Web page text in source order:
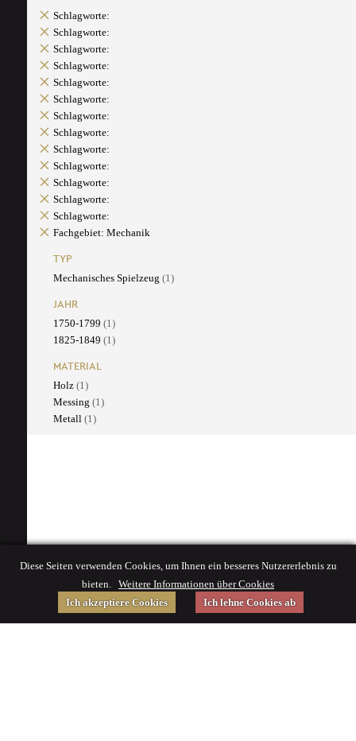
Schlagworte:
Schlagworte:
Schlagworte:
Schlagworte:
Schlagworte:
Schlagworte:
Schlagworte:
Schlagworte:
Schlagworte:
Schlagworte:
Schlagworte:
Schlagworte:
Schlagworte:
Fachgebiet: Mechanik
TYP
Mechanisches Spielzeug (1)
JAHR
1750-1799 (1)
1825-1849 (1)
MATERIAL
Holz (1)
Messing (1)
Metall (1)
Diese Seiten verwenden Cookies, um Ihnen ein besseres Nutzererlebnis zu
bieten. Weitere Informationen über Cookies
Ich akzeptiere Cookies
Ich lehne Cookies ab